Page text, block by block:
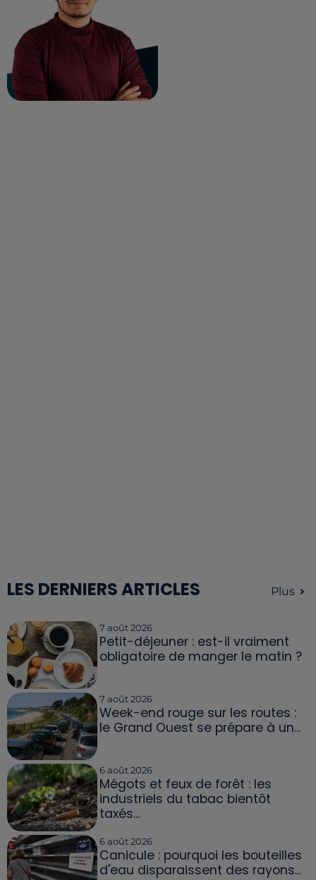
LES DERNIERS ARTICLES Plus
7 août 2026
Petit-déjeuner : est-il vraiment
obligatoire de manger le matin ?
7 août 2026
Week-end rouge sur les routes :
le Grand Ouest se prépare à un...
6 août 2026
Mégots et feux de forêt : les
industriels du tabac bientôt
taxés...
6 août 2026
Canicule : pourquoi les bouteilles
d'eau disparaissent des rayons...